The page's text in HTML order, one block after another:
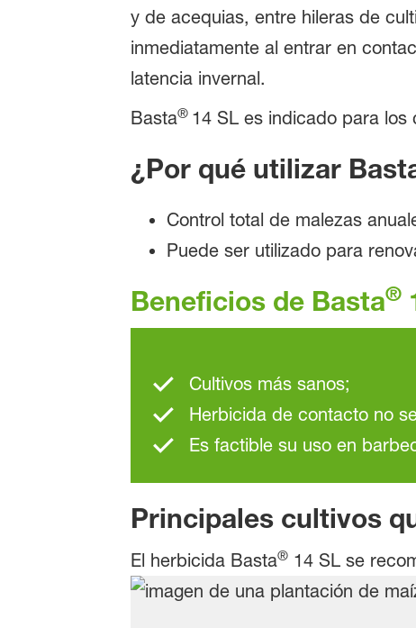
y de acequias, entre hileras de
inmediatamente al entrar en
latencia invernal.
Basta® 14 SL es indicado para los
¿Por qué utilizar
Control total de malezas
Puede ser utilizado para
Beneficios de Basta®
Cultivos más sanos;
Herbicida de contacto no
Es factible su uso en
Principales cultivos
El herbicida Basta®14 SL se